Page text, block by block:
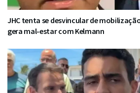
JHC tenta se desvincular de
gera mal-estar com Kelmann